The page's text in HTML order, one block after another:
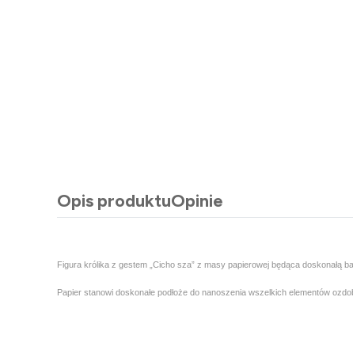
Opis produktuOpinie
Figura królika z gestem „Cicho sza” z masy papierowej będąca doskonałą
Papier stanowi doskonałe podłoże do nanoszenia wszelkich elementów